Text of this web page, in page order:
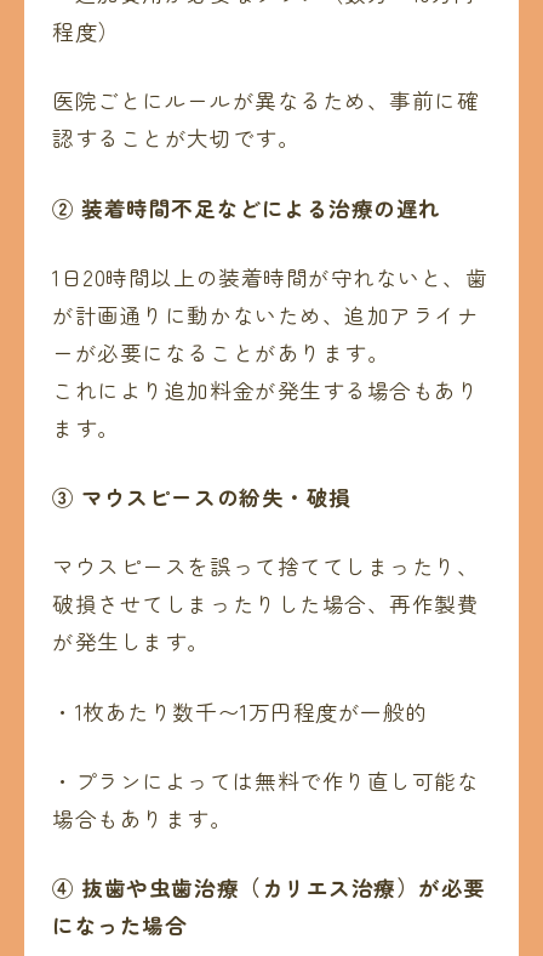
程度）
医院ごとにルールが異なるため、事前に確
認することが大切です。
②装着時間不足などによる治療の遅れ
1日20時間以上の装着時間が守れないと、歯
が計画通りに動かないため、追加アライナ
ーが必要になることがあります。
これにより追加料金が発生する場合もあり
ます。
③ マウスピースの紛失・破損
マウスピースを誤って捨ててしまったり、
破損させてしまったりした場合、再作製費
が発生します。
・1枚あたり数千〜1万円程度が一般的
・プランによっては無料で作り直し可能な
場合もあります。
④ 抜歯や虫歯治療（カリエス治療）が必要
になった場合